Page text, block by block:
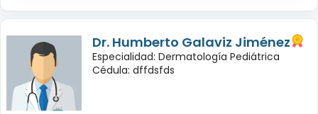
Dr. Humberto Galaviz Jiménez
Especialidad: Dermatología Pediátrica
Cédula: dffdsfds